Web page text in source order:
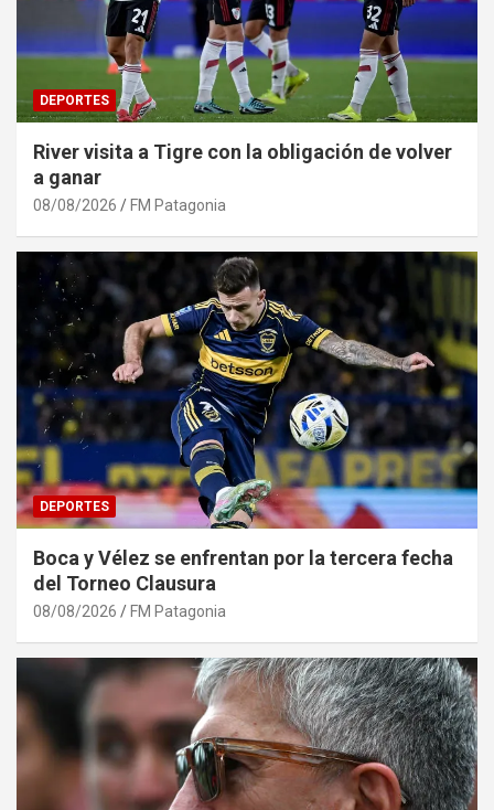
DEPORTES
River visita a Tigre con la obligación de volver
a ganar
08/08/2026 FM Patagonia
DEPORTES
Boca y Vélez se enfrentan por la tercera fecha
del Torneo Clausura
08/08/2026 FM Patagonia